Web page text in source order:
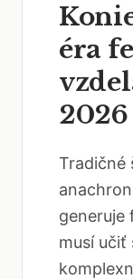
éra
2026
Tradičné
generuje
musí učiť